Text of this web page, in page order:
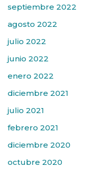
septiembre 2022
agosto 2022
julio 2022
junio 2022
enero 2022
diciembre 2021
julio 2021
febrero 2021
diciembre 2020
octubre 2020